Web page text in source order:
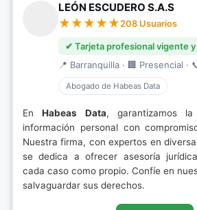
LEÓN ESCUDERO S.A.S
208 Usuarios
✔ Tarjeta profesional vigente
📍 Barranquilla · 🏢 Presencial ·
Abogado de Habeas Data
EnHabeas Data, garantizamos
información personal con
Nuestra firma, con expertos en
se dedica a ofrecer asesoría
cada caso como propio. Confíe en
salvaguardar sus derechos.